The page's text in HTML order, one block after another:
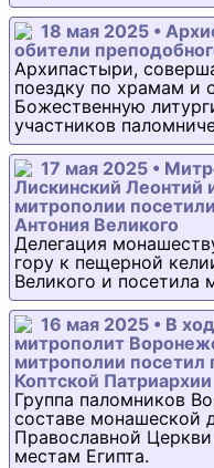
18 мая 2025 •
обители
Архипастыри,
поездку по храмам и
Божественную
участников
17 мая 2025 •
Лискинский Леонтий
митрополии
Антония Великого
Делегация
гору к пещерной
Великого и посетила
16 мая 2025 • В
митрополит
митрополии посетил
Коптской Патриархии
Группа паломников
составе монашеской
Православной
местам Египта.